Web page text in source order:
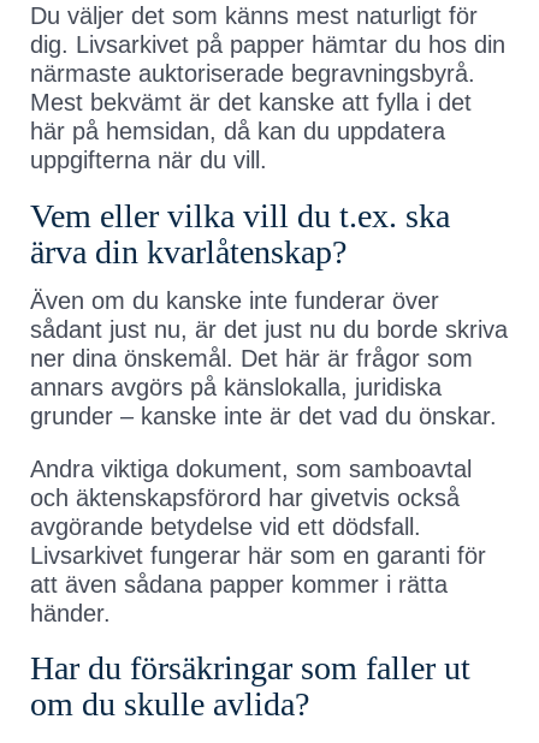
Du väljer det som känns mest naturligt för
dig. Livsarkivet på papper hämtar du hos din
närmaste auktoriserade begravningsbyrå.
Mest bekvämt är det kanske att fylla i det
här på hemsidan, då kan du uppdatera
uppgifterna när du vill.
Vem eller vilka vill du t.ex. ska
ärva din kvarlåtenskap?
Även om du kanske inte funderar över
sådant just nu, är det just nu du borde skriva
ner dina önskemål. Det här är frågor som
annars avgörs på känslokalla, juridiska
grunder – kanske inte är det vad du önskar.
Andra viktiga dokument, som samboavtal
och äktenskapsförord har givetvis också
avgörande betydelse vid ett dödsfall.
Livsarkivet fungerar här som en garanti för
att även sådana papper kommer i rätta
händer.
Har du försäkringar som faller ut
om du skulle avlida?